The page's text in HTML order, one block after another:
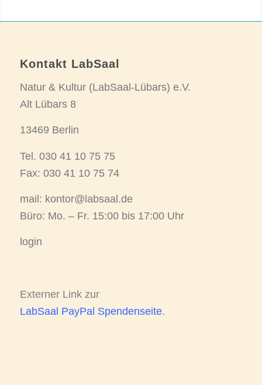
Kontakt LabSaal
Natur & Kultur (LabSaal-Lübars) e.V.
Alt Lübars 8
13469 Berlin
Tel. 030 41 10 75 75
Fax: 030 41 10 75 74
mail: kontor@labsaal.de
Büro: Mo. – Fr. 15:00 bis 17:00 Uhr
login
Externer Link zur
LabSaal PayPal Spendenseite.